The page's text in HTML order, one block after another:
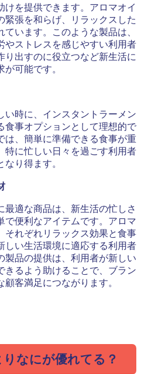
を提供できます。アロマオイ
緊張を和らげ、リラックスした
います。このような製品は、
やストレスを感じやすい利用者
り出すのに役立つなど新生活に
可能です。
い時に、インスタントラーメン
食事オプションとして理想的で
は、簡単に準備できる食事が重
特に忙しい日々を過ごす利用者
り得ます。
適な商品は、新生活の忙しさ
で便利なアイテムです。アロマ
それぞれリラックス効果と食事
しい生活環境に適応する利用者
製品の提供は、利用者が新しい
きるよう助けることで、ブラン
客満足につながります。
なにが優れてる？